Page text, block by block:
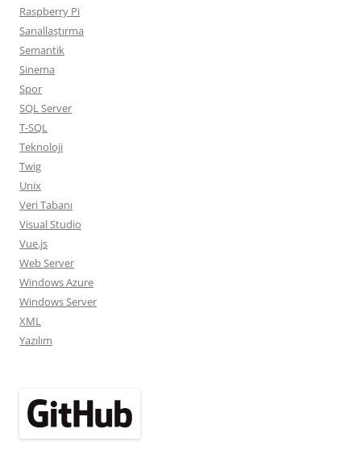
Raspberry Pi
Sanallaştırma
Semantik
Sinema
Spor
SQL Server
T-SQL
Teknoloji
Twig
Unix
Veri Tabanı
Visual Studio
Vue.js
Web Server
Windows Azure
Windows Server
XML
Yazılım